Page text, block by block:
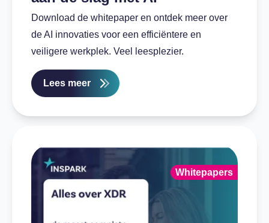
Download de whitepaper en ontdek meer over
de AI innovaties voor een efficiëntere en
veiligere werkplek. Veel leesplezier.
Lees meer
Whitepapers